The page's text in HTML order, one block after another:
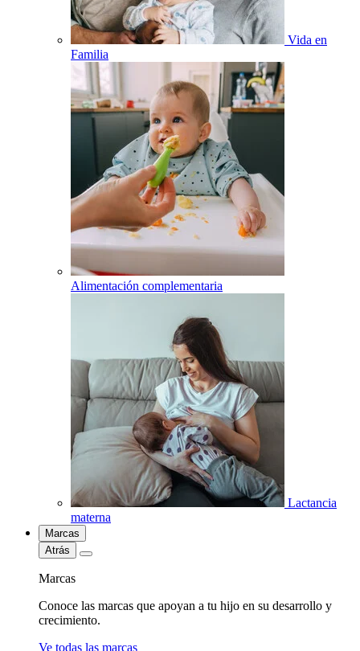
Vida en
Familia
Alimentación complementaria
Lactancia
materna
Marcas
Atrás
Marcas
Conoce las marcas que apoyan a tu hijo en su desarrollo y
crecimiento.
Ve todas las marcas